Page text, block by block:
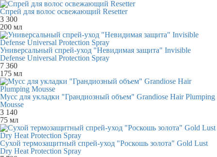
Спрей для волос освежающий Resetter
3 300
200 мл
Универсальный спрей-уход "Невидимая защита" Invisible
Defense Universal Protection Spray
7 360
175 мл
Мусс для укладки "Грандиозный объем" Grandiose Hair Plumping
Mousse
3 140
75 мл
Сухой термозащитный спрей-уход "Роскошь золота" Gold Lust
Dry Heat Protection Spray